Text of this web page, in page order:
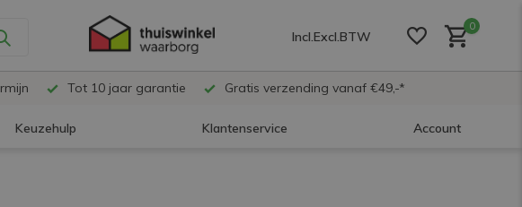
Incl.Excl.BTW
0
Tot 10 jaar garantie Gratis verzending vanaf €49,-*
Keuzehulp Klantenservice Account